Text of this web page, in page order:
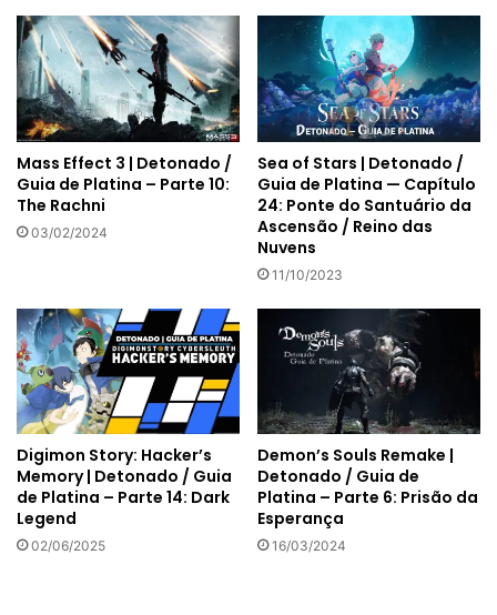
Mass Effect 3 | Detonado /
Guia de Platina – Parte 10:
The Rachni
03/02/2024
Sea of Stars | Detonado /
Guia de Platina — Capítulo
24: Ponte do Santuário da
Ascensão / Reino das
Nuvens
11/10/2023
Digimon Story: Hacker’s
Memory | Detonado / Guia
de Platina – Parte 14: Dark
Legend
02/06/2025
Demon’s Souls Remake |
Detonado / Guia de
Platina – Parte 6: Prisão da
Esperança
16/03/2024